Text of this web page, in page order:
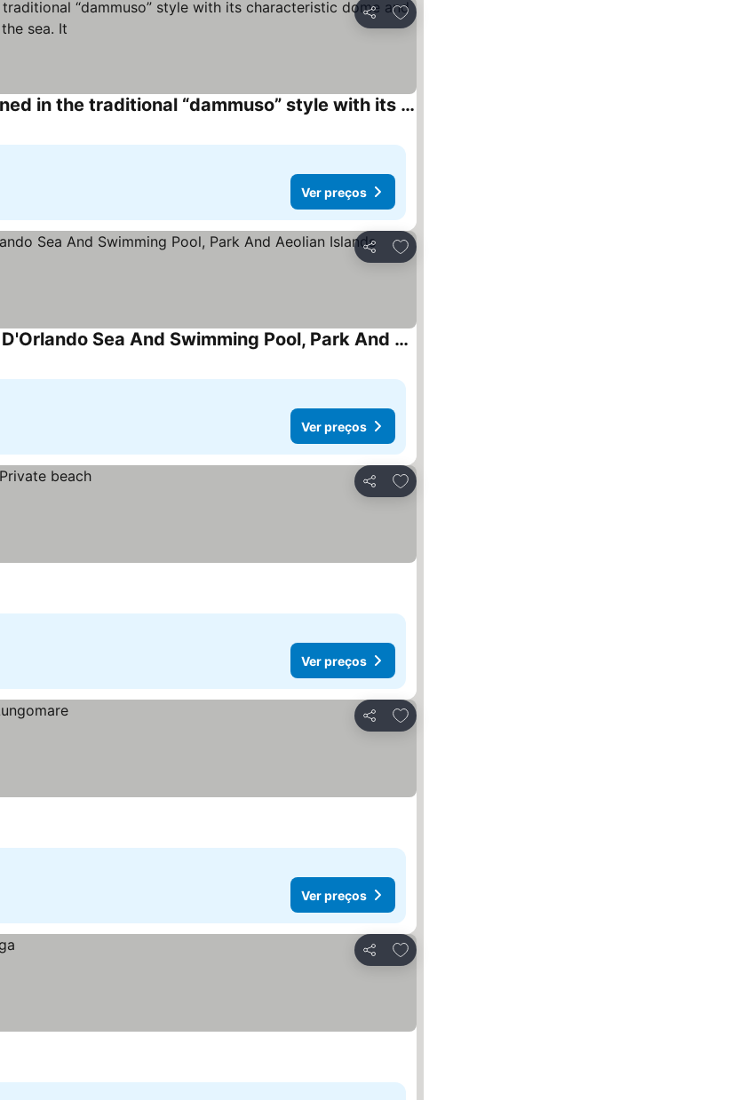
Partilhar
Adicionar aos favoritos
Villa Alice is an independent newly built villa, designed in the traditional “dammuso” style with its characteristic dome and overlooking the sea. It
Ver preços
Partilhar
Adicionar aos favoritos
Fresh Anti-Stress Oasis Between Cefalù And Capo D'Orlando Sea And Swimming Pool, Park And Aeolian Islands
Ver preços
Partilhar
Adicionar aos favoritos
Ver preços
Partilhar
Adicionar aos favoritos
Ver preços
Partilhar
Adicionar aos favoritos